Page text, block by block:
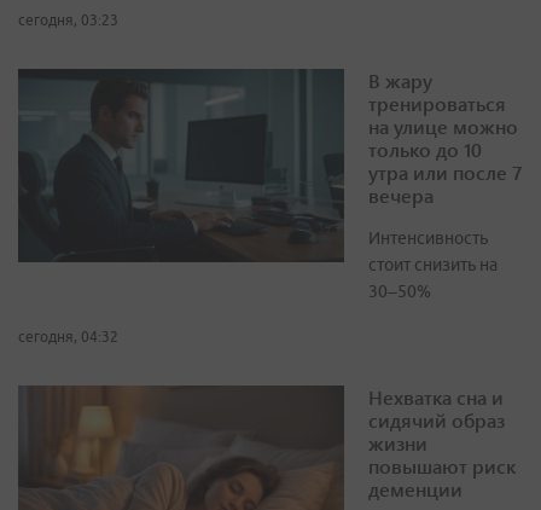
сегодня, 03:23
В жару
тренироваться
на улице можно
только до 10
утра или после 7
вечера
Интенсивность
стоит снизить на
30–50%
сегодня, 04:32
Нехватка сна и
сидячий образ
жизни
повышают риск
деменции